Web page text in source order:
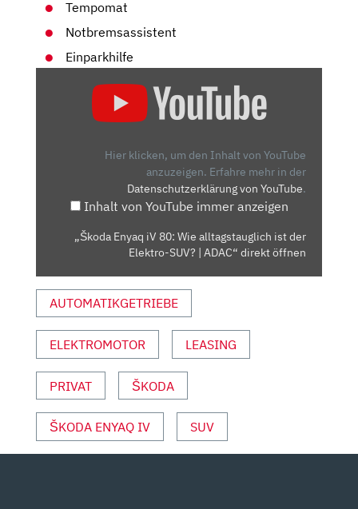
Tempomat
Notbremsassistent
Einparkhilfe
ALLTAGSTAUGLICH
ELEKTRO-
ADAC“
VON
ANZEIGEN
Hier klicken, um den Inhalt von YouTube
anzuzeigen. Erfahre mehr in der
Datenschutzerklärung von YouTube.
Inhalt von YouTube immer anzeigen
„Škoda Enyaq iV 80: Wie alltagstauglich ist der
Elektro-SUV? | ADAC“ direkt öffnen
AUTOMATIKGETRIEBE
ELEKTROMOTOR LEASING
PRIVAT ŠKODA
ŠKODA ENYAQ IV SUV